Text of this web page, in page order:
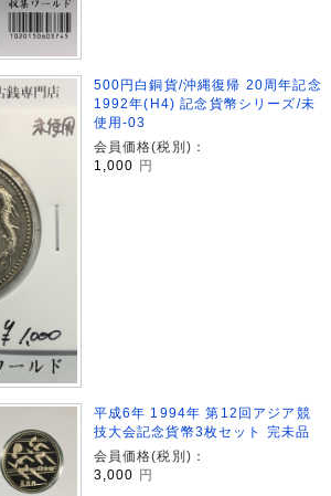
500円白銅貨/沖縄復帰 20周年記念
1992年(H4) 記念貨幣シリーズ/未
使用-03
会員価格(税別)：
1,000 円
平成6年 1994年 第12回アジア競
技大会記念貨幣3枚セット 完未品
会員価格(税別)：
3,000 円